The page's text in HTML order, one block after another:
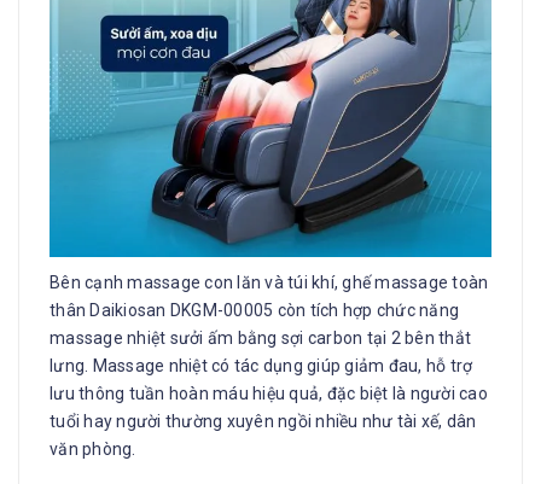
Bên cạnh massage con lăn và túi khí, ghế massage toàn
thân Daikiosan DKGM-00005 còn tích hợp chức năng
massage nhiệt sưởi ấm bằng sợi carbon tại 2 bên thắt
lưng. Massage nhiệt có tác dụng giúp giảm đau, hỗ trợ
lưu thông tuần hoàn máu hiệu quả, đặc biệt là người cao
tuổi hay người thường xuyên ngồi nhiều như tài xế, dân
văn phòng.